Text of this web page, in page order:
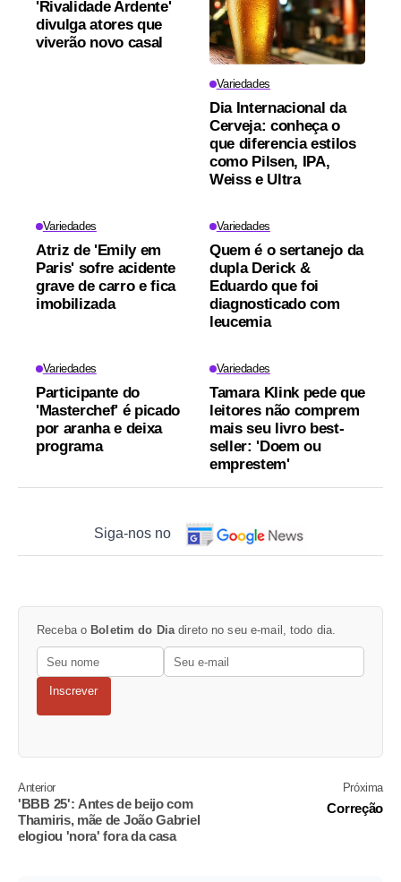
'Rivalidade Ardente'
divulga atores que
viverão novo casal
Variedades
Dia Internacional da
Cerveja: conheça o
que diferencia estilos
como Pilsen, IPA,
Weiss e Ultra
Variedades
Atriz de 'Emily em
Paris' sofre acidente
grave de carro e fica
imobilizada
Variedades
Quem é o sertanejo da
dupla Derick &
Eduardo que foi
diagnosticado com
leucemia
Variedades
Participante do
'Masterchef' é picado
por aranha e deixa
programa
Variedades
Tamara Klink pede que
leitores não comprem
mais seu livro best-
seller: 'Doem ou
emprestem'
Siga-nos no
Receba o Boletim do Dia direto no seu e-mail, todo dia.
Inscrever
Anterior
'BBB 25': Antes de beijo com
Thamiris, mãe de João Gabriel
elogiou 'nora' fora da casa
Próxima
Correção